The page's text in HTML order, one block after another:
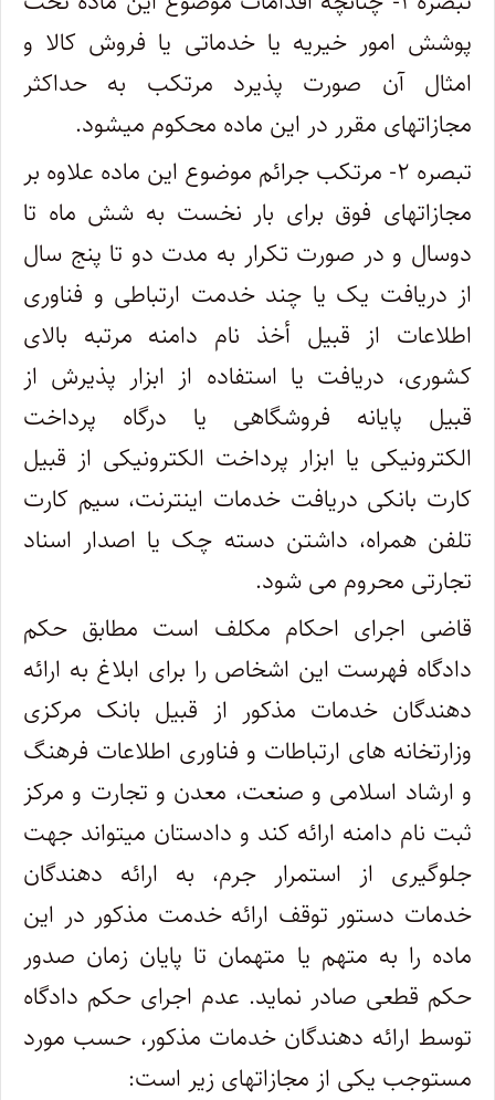
پوشش امور خیریه یا خدماتی یا فروش کالا و
امثال آن صورت پذیرد مرتکب به حداکثر
مجازاتهای مقرر در این ماده محکوم میشود.
تبصره ۲- مرتکب جرائم موضوع این ماده علاوه بر
مجازاتهای فوق برای بار نخست به شش ماه تا
دوسال و در صورت تکرار به مدت دو تا پنج سال
از دریافت یک یا چند خدمت ارتباطی و فناوری
اطلاعات از قبیل أخذ نام دامنه مرتبه بالای
کشوری، دریافت یا استفاده از ابزار پذیرش از
قبیل پایانه فروشگاهی یا درگاه پرداخت
الکترونیکی یا ابزار پرداخت الکترونیکی از قبیل
کارت بانکی دریافت خدمات اینترنت، سیم کارت
تلفن همراه، داشتن دسته چک یا اصدار اسناد
تجارتی محروم می شود.
قاضی اجرای احکام مکلف است مطابق حکم
دادگاه فهرست این اشخاص را برای ابلاغ به ارائه
دهندگان خدمات مذکور از قبیل بانک مرکزی
وزارتخانه های ارتباطات و فناوری اطلاعات فرهنگ
و ارشاد اسلامی و صنعت، معدن و تجارت و مرکز
ثبت نام دامنه ارائه کند و دادستان میتواند جهت
جلوگیری از استمرار جرم، به ارائه دهندگان
خدمات دستور توقف ارائه خدمت مذکور در این
ماده را به متهم یا متهمان تا پایان زمان صدور
حکم قطعی صادر نماید. عدم اجرای حکم دادگاه
توسط ارائه دهندگان خدمات مذکور، حسب مورد
مستوجب یکی از مجازاتهای زیر است: